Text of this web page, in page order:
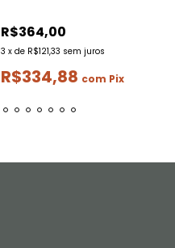
R$364,00
3 x de R$121,33 sem juros
R$334,88 com Pix